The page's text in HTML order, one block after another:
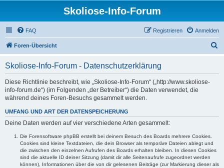
Skoliose-Info-Forum
FAQ Anmelden
Registrieren
Foren-Übersicht
Skoliose-Info-Forum - Datenschutzerklärung
Diese Richtlinie beschreibt, wie „Skoliose-Info-Forum“ („http://www.skoliose-
info-forum.de“) (im Folgenden „der Betreiber“) die Daten verwendet, die
während deines Foren-Besuchs gesammelt werden.
UMFANG UND ART DER DATENSPEICHERUNG
Deine Daten werden auf vier verschiedene Arten gesammelt:
Die Forensoftware phpBB erstellt bei deinem Besuch des Boards mehrere Cookies.
Cookies sind kleine Textdateien, die dein Browser als temporäre Dateien ablegt und
die zwischen den einzelnen Aufrufen des Boards erhalten bleiben. In diesen Cookies
sind die aktuelle ID deiner Sitzung (damit dir alle Seitenaufrufe zugeordnet werden
können), Informationen über die von dir gelesenen Beiträge (zur Markierung dieser als